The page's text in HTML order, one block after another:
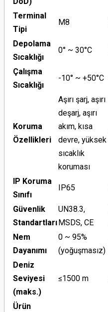
Terminal
Tipi
M8
Depolama
Sıcaklığı
0° ~ 30°C
Çalışma
Sıcaklığı
-10° ~ +50°C
Koruma
Özellikleri
Aşırı şarj, aşırı
deşarj, aşırı
akım, kısa
devre, yüksek
sıcaklık
koruması
IP Koruma
Sınıfı
IP65
Güvenlik
Standartları
UN38.3,
MSDS, CE
Nem
Dayanımı
0 ~ 95%
(yoğuşmasız)
Deniz
Seviyesi
(maks.)
≤1500 m
Ürün